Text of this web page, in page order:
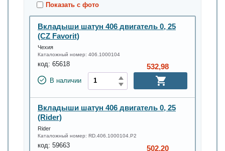
Показать с фото
Вкладыши шатун 406 двигатель 0, 25
(CZ Favorit)
Чехия
Каталожный номер: 406.1000104
код: 65618
В наличии
532,98
Вкладыши шатун 406 двигатель 0, 25
(Rider)
Rider
Каталожный номер: RD.406.1000104.Р2
код: 59663 502,20